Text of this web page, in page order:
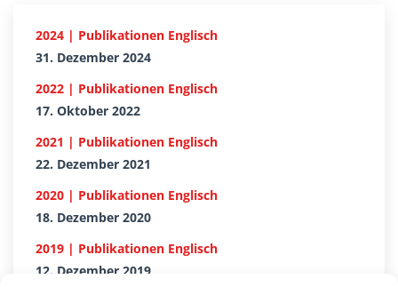
2024 | Publikationen Englisch
31. Dezember 2024
2022 | Publikationen Englisch
17. Oktober 2022
2021 | Publikationen Englisch
22. Dezember 2021
2020 | Publikationen Englisch
18. Dezember 2020
2019 | Publikationen Englisch
12. Dezember 2019